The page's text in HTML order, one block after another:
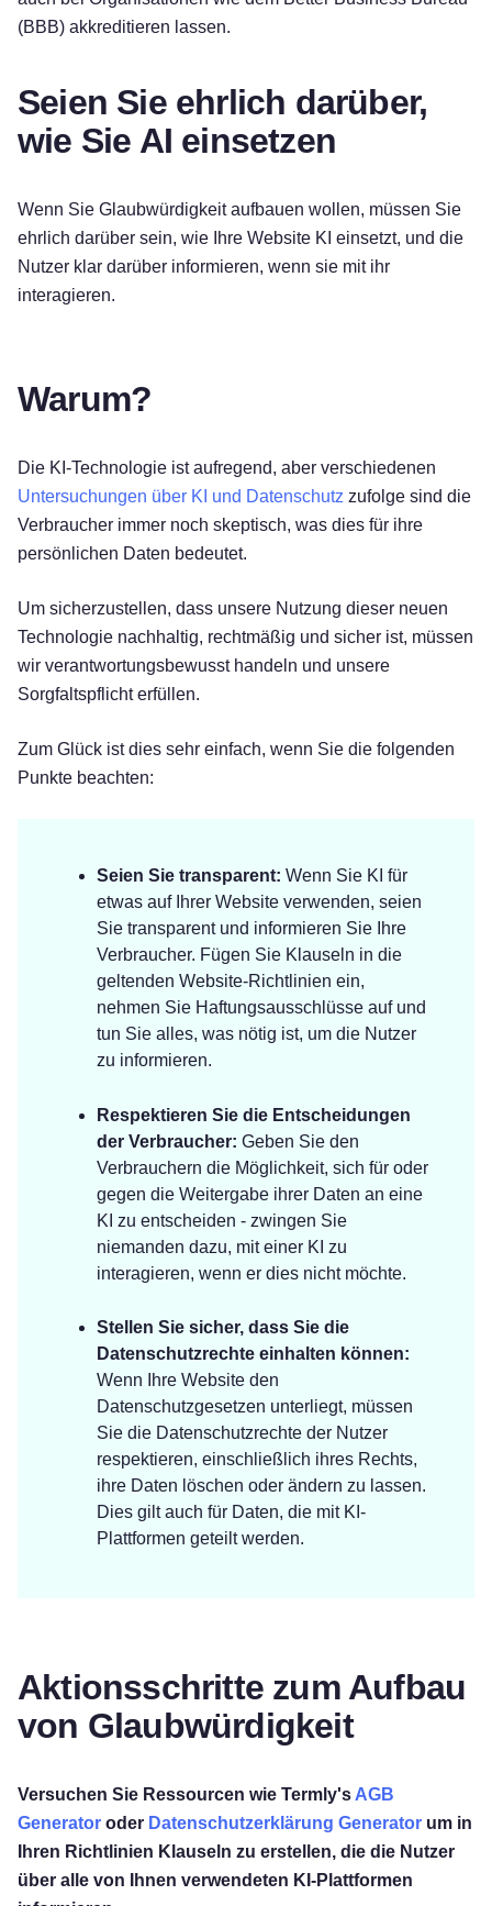
(BBB) akkreditieren lassen.
Seien Sie ehrlich darüber,
wie Sie AI einsetzen
Wenn Sie Glaubwürdigkeit aufbauen wollen, müssen Sie
ehrlich darüber sein, wie Ihre Website KI einsetzt, und die
Nutzer klar darüber informieren, wenn sie mit ihr
interagieren.
Warum?
Die KI-Technologie ist aufregend, aber verschiedenen
Untersuchungen über KI und Datenschutz zufolge sind die
Verbraucher immer noch skeptisch, was dies für ihre
persönlichen Daten bedeutet.
Um sicherzustellen, dass unsere Nutzung dieser neuen
Technologie nachhaltig, rechtmäßig und sicher ist, müssen
wir verantwortungsbewusst handeln und unsere
Sorgfaltspflicht erfüllen.
Zum Glück ist dies sehr einfach, wenn Sie die folgenden
Punkte beachten:
Seien Sie transparent: Wenn Sie KI für
etwas auf Ihrer Website verwenden, seien
Sie transparent und informieren Sie Ihre
Verbraucher. Fügen Sie Klauseln in die
geltenden Website-Richtlinien ein,
nehmen Sie Haftungsausschlüsse auf und
tun Sie alles, was nötig ist, um die Nutzer
zu informieren.
Respektieren Sie die Entscheidungen
der Verbraucher: Geben Sie den
Verbrauchern die Möglichkeit, sich für oder
gegen die Weitergabe ihrer Daten an eine
KI zu entscheiden - zwingen Sie
niemanden dazu, mit einer KI zu
interagieren, wenn er dies nicht möchte.
Stellen Sie sicher, dass Sie die
Datenschutzrechte einhalten können:
Wenn Ihre Website den
Datenschutzgesetzen unterliegt, müssen
Sie die Datenschutzrechte der Nutzer
respektieren, einschließlich ihres Rechts,
ihre Daten löschen oder ändern zu lassen.
Dies gilt auch für Daten, die mit KI-
Plattformen geteilt werden.
Aktionsschritte zum Aufbau
von Glaubwürdigkeit
Versuchen Sie Ressourcen wie Termly's AGB
Generator oder Datenschutzerklärung Generator um in
Ihren Richtlinien Klauseln zu erstellen, die die Nutzer
über alle von Ihnen verwendeten KI-Plattformen